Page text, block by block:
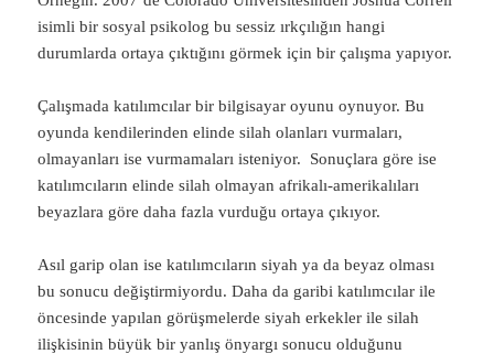
isimli bir sosyal psikolog bu sessiz ırkçılığın hangi
durumlarda ortaya çıktığını görmek için bir çalışma yapıyor.
Çalışmada katılımcılar bir bilgisayar oyunu oynuyor. Bu
oyunda kendilerinden elinde silah olanları vurmaları,
olmayanları ise vurmamaları isteniyor. Sonuçlara göre ise
katılımcıların elinde silah olmayan afrikalı-amerikalıları
beyazlara göre daha fazla vurduğu ortaya çıkıyor.
Asıl garip olan ise katılımcıların siyah ya da beyaz olması
bu sonucu değiştirmiyordu. Daha da garibi katılımcılar ile
öncesinde yapılan görüşmelerde siyah erkekler ile silah
ilişkisinin büyük bir yanlış önyargı sonucu olduğunu